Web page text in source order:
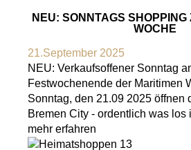
NEU: SONNTAGS SHOPPING
WOCHE
21.September 2025
NEU: Verkaufsoffener Sonntag
Festwochenende der Maritimen
Sonntag, den 21.09 2025 öffnen
Bremen City - ordentlich was los
mehr erfahren